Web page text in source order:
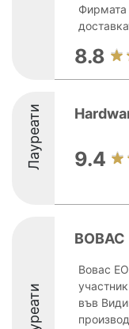
Фирмата
8.8
Лауреати 9.4
ВОВАС
Вовас
във